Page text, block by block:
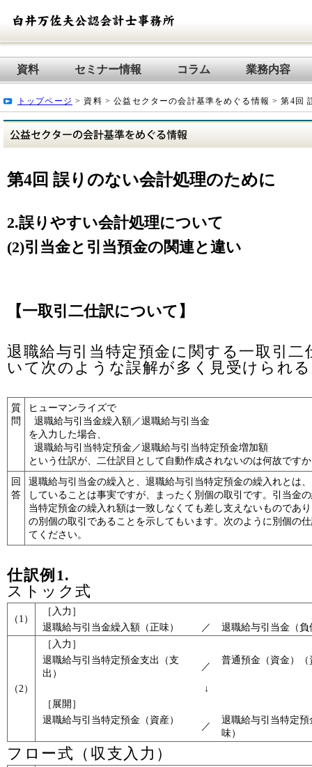
資料 セミナー情報 コラム 業務内容
トップページ > 資料 > 公益セクターの会計基準をめぐる情報 > 第4回
第4回 誤りのない会計処理のために
2.誤りやすい会計処理について
(2)引当金と引当預金の関連と違い
【一取引二仕訳について】
退職給与引当特定預金に関する一取引二
いて次のような誤解が多く見受けられ
質
問
ヒューマンライズで
退職給与引当金繰入額／退職給与引当金
を入力した場合、
退職給与引当特定預金／退職給与引当特定預金増加額
という仕訳が、二仕訳目として自動作成されないのは何故です
回
答
退職給与引当金の繰入と、退職給与引当特定預金の繰入れとは
していることは事実ですが、まったく別個の取引です。引当金
当特定預金の繰入れ額は一致しなくても差し支えないものであ
の別個の取引であることを示してもいます。次のように別個の
てください。
仕訳例1.
ストック式
（1）
［入力］
退職給与引当金繰入額（正味）
／ 退職給与引当金（負
（2）
［入力］
退職給与引当特定預金支出（支
出）
／
普通預金（資金）（
↓
［展開］
退職給与引当特定預金（資産）
／
退職給与引当特定
味）
フロー式（収支入力）